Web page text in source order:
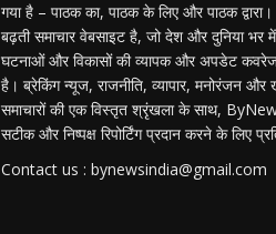
गया है – पाठक का, पाठक के लिए और पाठक
बढ़ती समाचार वेबसाइट है, जो देश और दुनिया भर
घटनाओं और विकासों की व्यापक और अपडेट कवरेज
है। ब्रेकिंग न्यूज, राजनीति, व्यापार, मनोरंजन
समाचारों की एक विस्तृत श्रृंखला के साथ,
सटीक और निष्पक्ष रिपोर्टिंग प्रदान करने के लिए
Contact us : bynewsindia@gmail.com